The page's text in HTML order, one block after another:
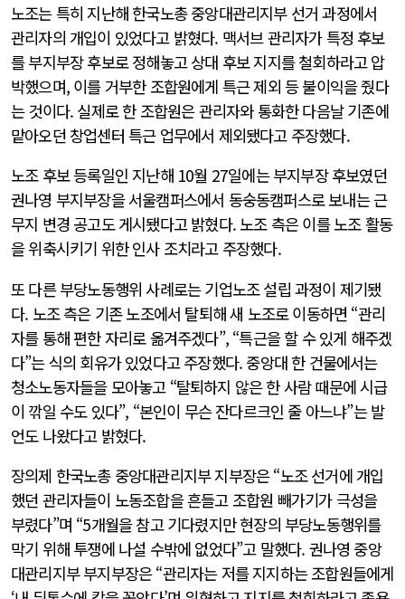
노조는 특히 지난해 한국노총 중앙대관리지부 선거 과정에서
관리자의 개입이 있었다고 밝혔다. 맥서브 관리자가 특정 후보
를 부지부장 후보로 정해놓고 상대 후보 지지를 철회하라고 압
박했으며, 이를 거부한 조합원에게 특근 제외 등 불이익을 줬다
는 것이다. 실제로 한 조합원은 관리자와 통화한 다음날 기존에
맡아오던 창업센터 특근 업무에서 제외됐다고 주장했다.
노조 후보 등록일인 지난해 10월 27일에는 부지부장 후보였던
권나영 부지부장을 서울캠퍼스에서 동숭동캠퍼스로 보내는 근
무지 변경 공고도 게시됐다고 밝혔다. 노조 측은 이를 노조 활동
을 위축시키기 위한 인사 조치라고 주장했다.
또 다른 부당노동행위 사례로는 기업노조 설립 과정이 제기됐
다. 노조 측은 기존 노조에서 탈퇴해 새 노조로 이동하면 “관리
자를 통해 편한 자리로 옮겨주겠다”, “특근을 할 수 있게 해주겠
다”는 식의 회유가 있었다고 주장했다. 중앙대 한 건물에서는
청소노동자들을 모아놓고 “탈퇴하지 않은 한 사람 때문에 시급
이 깎일 수도 있다”, “본인이 무슨 잔다르크인 줄 아느냐”는 발
언도 나왔다고 밝혔다.
장의제 한국노총 중앙대관리지부 지부장은 “노조 선거에 개입
했던 관리자들이 노동조합을 흔들고 조합원 빼가기가 극성을
부렸다”며 “5개월을 참고 기다렸지만 현장의 부당노동행위를
막기 위해 투쟁에 나설 수밖에 없었다”고 말했다. 권나영 중앙
대관리지부 부지부장은 “관리자는 저를 지지하는 조합원들에게